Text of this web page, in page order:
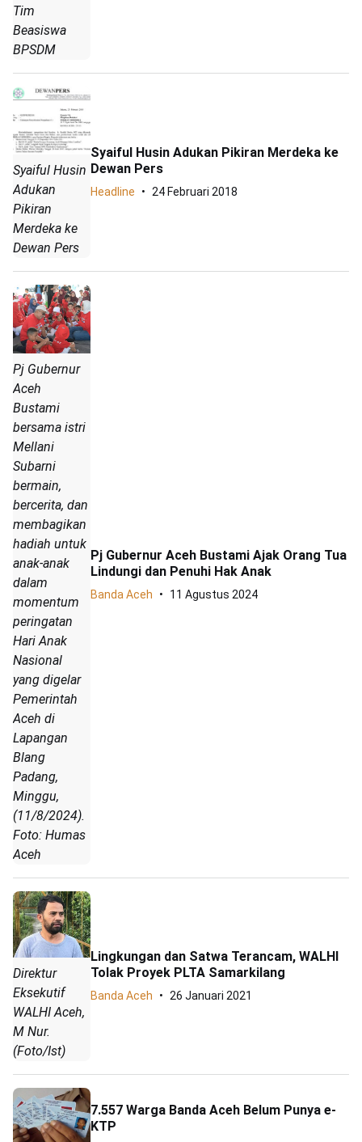
Tim
Beasiswa
BPSDM
Syaiful Husin
Adukan
Pikiran
Merdeka ke
Dewan Pers
Syaiful Husin Adukan Pikiran Merdeka ke
Dewan Pers
Headline 24 Februari 2018
Pj Gubernur
Aceh
Bustami
bersama istri
Mellani
Subarni
bermain,
bercerita, dan
membagikan
hadiah untuk
anak-anak
dalam
momentum
peringatan
Hari Anak
Nasional
yang digelar
Pemerintah
Aceh di
Lapangan
Blang
Padang,
Minggu,
(11/8/2024).
Foto: Humas
Aceh
Pj Gubernur Aceh Bustami Ajak Orang Tua
Lindungi dan Penuhi Hak Anak
Banda Aceh 11 Agustus 2024
Direktur
Eksekutif
WALHI Aceh,
M Nur.
(Foto/Ist)
Lingkungan dan Satwa Terancam, WALHI
Tolak Proyek PLTA Samarkilang
Banda Aceh 26 Januari 2021
7.557 Warga Banda Aceh Belum Punya e-
KTP